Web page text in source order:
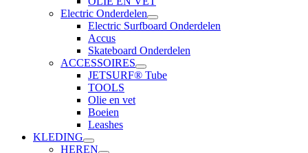
Electric Onderdelen
Electric Surfboard Onderdelen
Accus
Skateboard Onderdelen
ACCESSOIRES
JETSURF® Tube
TOOLS
Olie en vet
Boeien
Leashes
KLEDING
HEREN